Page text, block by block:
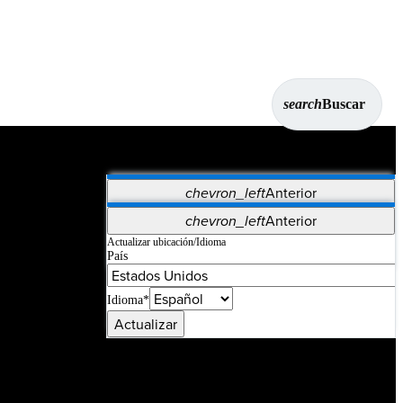
searchBuscar
chevron_leftAnterior
Vet Systems OrthoPedia Patient
Supplier Portal
Synergy Imaging & Resection
chevron_leftAnterior
Actualizar ubicación/Idioma
País
Idioma*
Actualizar